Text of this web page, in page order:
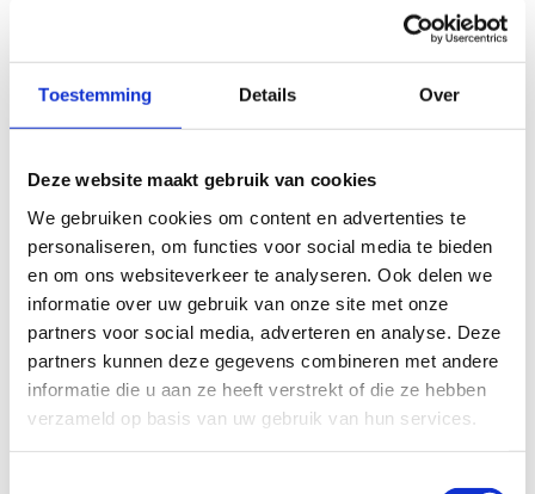
Toestemming Details Over
Deze website maakt gebruik van cookies
We gebruiken cookies om content en advertenties te
personaliseren, om functies voor social media te bieden
en om ons websiteverkeer te analyseren. Ook delen we
informatie over uw gebruik van onze site met onze
partners voor social media, adverteren en analyse. Deze
partners kunnen deze gegevens combineren met andere
informatie die u aan ze heeft verstrekt of die ze hebben
verzameld op basis van uw gebruik van hun services.
Geef aan tot welk domein jouw vraag behoort
KIES EEN DOMEIN
Jouw vraag